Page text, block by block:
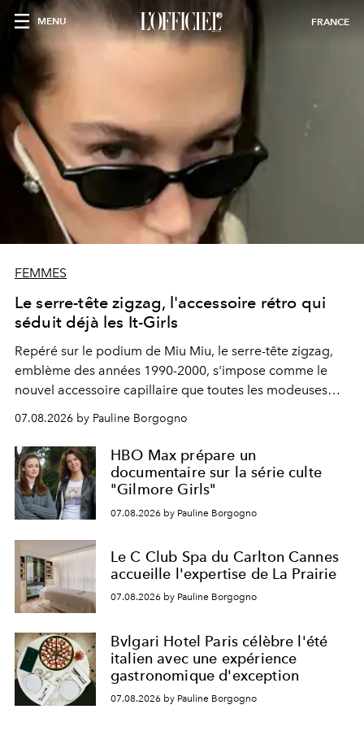
MENU FRANCE
FEMMES
Le serre-tête zigzag, l'accessoire rétro qui
séduit déjà les It-Girls
Repéré sur le podium de Miu Miu, le serre-tête zigzag,
emblème des années 1990-2000, s'impose comme le
nouvel accessoire capillaire que toutes les modeuses
s'arrachent déjà.
07.08.2026 by Pauline Borgogno
HBO Max prépare un
documentaire sur la série culte
"Gilmore Girls"
07.08.2026 by Pauline Borgogno
Le C Club Spa du Carlton Cannes
accueille l'expertise de La Prairie
07.08.2026 by Pauline Borgogno
Bvlgari Hotel Paris célèbre l'été
italien avec une expérience
gastronomique d'exception
07.08.2026 by Pauline Borgogno